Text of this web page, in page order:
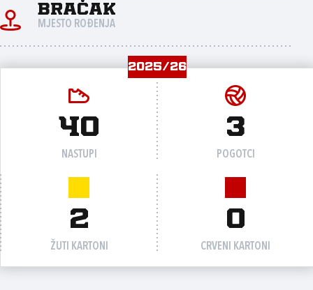
Bračak
MJESTO ROĐENJA
2025/26
40
NASTUPI
3
POGOTCI
2
ŽUTI KARTONI
0
CRVENI KARTONI